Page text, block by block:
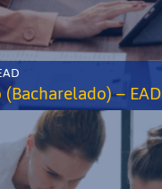
• • EAD
– EAD